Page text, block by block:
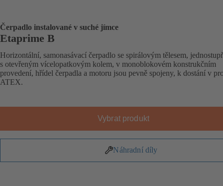
Čerpadlo instalované v suché jímce
Etaprime B
Horizontální, samonasávací čerpadlo se spirálovým tělesem,
s otevřeným vícelopatkovým kolem, v monoblokovém konstrukčním
provedení, hřídel čerpadla a motoru jsou pevně spojeny, k dostání v
ATEX.
Vybrat produkt
Náhradní díly